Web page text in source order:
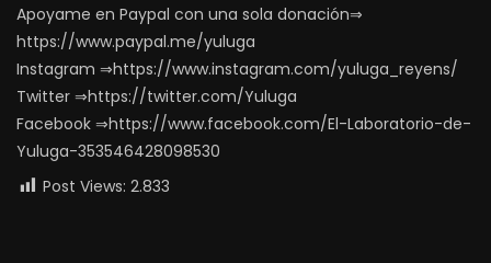
Apoyame en Paypal con una sola donación⇒
https://www.paypal.me/yuluga
Instagram ⇒https://www.instagram.com/yuluga_reyens/
Twitter ⇒https://twitter.com/Yuluga
Facebook ⇒https://www.facebook.com/El-Laboratorio-de-
Yuluga-353546428098530
Post Views: 2.833